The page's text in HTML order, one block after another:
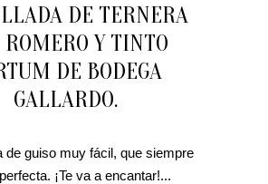
DE TERNERA
ROMERO Y TINTO
DE BODEGA
GALLARDO.
de guiso muy fácil, que siempre
¡Te va a encantar!...